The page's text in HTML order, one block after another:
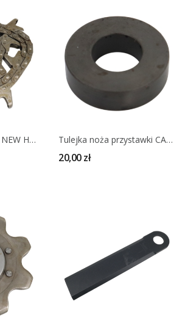
Łańcuch przystawki NEW HOLLAND 76 ogniw 84977231 Tulejka noża przystawki CAPELLO 03.2021.03
20,00 zł